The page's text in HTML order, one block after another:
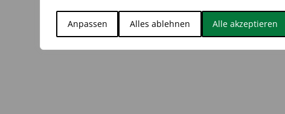
Anpassen Alles ablehnen Alle akzeptieren